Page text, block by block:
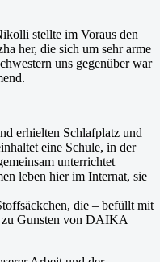
stellte im Voraus den
her, die sich um sehr arme
uns gegenüber war
erhielten Schlafplatz und
eine Schule, in der
unterrichtet
leben hier im Internat, sie
die – befüllt mit
zu Gunsten von DAIKA